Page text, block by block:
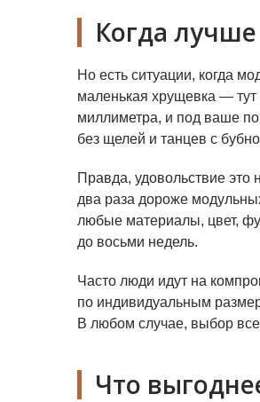
Когда
Но есть ситуации, когда
маленькая хрущевка —
миллиметра, и под ваше
без щелей и танцев с
Правда, удовольствие это
два раза дороже
любые материалы, цвет,
до восьми недель.
Часто люди идут на
по индивидуальным
В любом случае, выбор
Что